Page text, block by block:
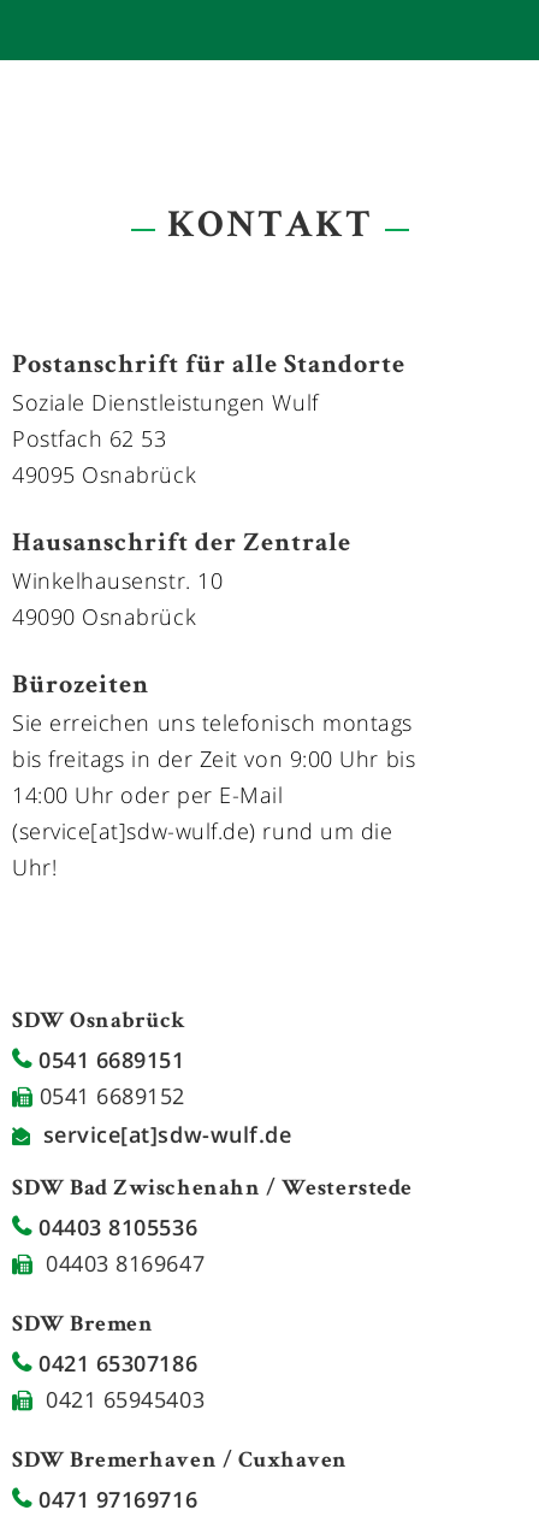
KONTAKT
Postanschrift für alle Standorte
Soziale Dienstleistungen Wulf
Postfach 62 53
49095 Osnabrück
Hausanschrift der Zentrale
Winkelhausenstr. 10
49090 Osnabrück
Bürozeiten
Sie erreichen uns telefonisch montags
bis freitags in der Zeit von 9:00 Uhr bis
14:00 Uhr oder per E-Mail
(service[at]sdw-wulf.de) rund um die
Uhr!
SDW Osnabrück
0541 6689151
0541 6689152
service[at]sdw-wulf.de
SDW Bad Zwischenahn / Westerstede
04403 8105536
04403 8169647
SDW Bremen
0421 65307186
0421 65945403
SDW Bremerhaven / Cuxhaven
0471 97169716